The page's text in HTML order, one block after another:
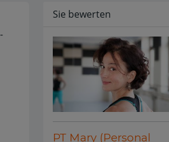
Sie bewerten
PT Mary (Personal